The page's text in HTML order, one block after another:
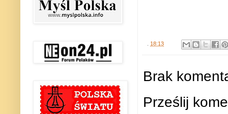
18:13
Brak
Prześlij